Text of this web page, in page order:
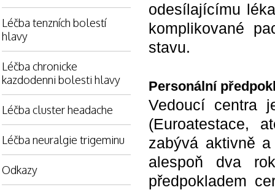
odesílajícímu
komplikované
stavu.
Personální
Vedoucí centra
(Euroatestace,
zabývá aktivně
alespoň dva
předpokladem
Léčba tenzních bolestí
hlavy
Léčba chronicke
kazdodenni bolesti hlavy
Léčba cluster headache
Léčba neuralgie trigeminu
Odkazy